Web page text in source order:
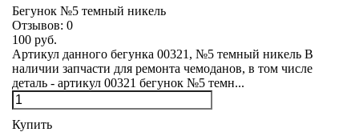
Бегунок №5 темный никель
Отзывов: 0
100 руб.
Артикул данного бегунка 00321, №5 темный никель В
наличии запчасти для ремонта чемоданов, в том числе
деталь - артикул 00321 бегунок №5 темн...
Купить